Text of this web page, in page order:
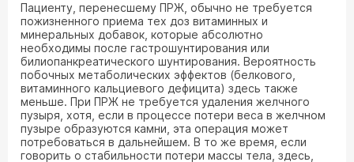
Пациенту, перенесшему ПРЖ, обычно не требуется
пожизненного приема тех доз витаминных и
минеральных добавок, которые абсолютно
необходимы после гастрошунтирования или
билиопанкреатического шунтирования. Вероятность
побочных метаболических эффектов (белкового,
витаминного кальциевого дефицита) здесь также
меньше. При ПРЖ не требуется удаления желчного
пузыря, хотя, если в процессе потери веса в желчном
пузыре образуются камни, эта операция может
потребоваться в дальнейшем. В то же время, если
говорить о стабильности потери массы тела, здесь,